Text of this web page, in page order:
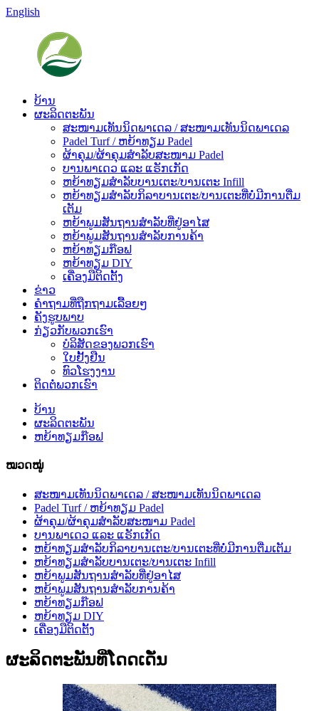
English
ບ້ານ
ຜະລິດຕະພັນ
ສະໜາມເທັນນິດພາເດລ / ສະໜາມເທັນນິດພາເດລ
Padel Turf / ຫຍ້າທຽມ Padel
ຜ້າຄຸມ/ຜ້າຄຸມສຳລັບສະໜາມ Padel
ບານພາເດວ ແລະ ແຣັກເກັດ
ຫຍ້າທຽມສຳລັບບານເຕະ/ບານເຕະ Infill
ຫຍ້າທຽມສຳລັບກິລາບານເຕະ/ບານເຕະທີ່ບໍ່ມີການຕື່ມ
ເຕັມ
ຫຍ້າພູມສັນຖານສຳລັບທີ່ຢູ່ອາໄສ
ຫຍ້າພູມສັນຖານສຳລັບການຄ້າ
ຫຍ້າທຽມກ໊ອຟ
ຫຍ້າທຽມ DIY
ເຄື່ອງມືຕິດຕັ້ງ
ຂ່າວ
ຄຳຖາມທີ່ຖືກຖາມເລື້ອຍໆ
ຄັງຮູບພາບ
ກ່ຽວກັບພວກເຮົາ
ບໍລິສັດຂອງພວກເຮົາ
ໃບຢັ້ງຢືນ
ທົວໂຮງງານ
ຕິດຕໍ່ພວກເຮົາ
ບ້ານ
ຜະລິດຕະພັນ
ຫຍ້າທຽມກ໊ອຟ
ໝວດໝູ່
ສະໜາມເທັນນິດພາເດລ / ສະໜາມເທັນນິດພາເດລ
Padel Turf / ຫຍ້າທຽມ Padel
ຜ້າຄຸມ/ຜ້າຄຸມສຳລັບສະໜາມ Padel
ບານພາເດວ ແລະ ແຣັກເກັດ
ຫຍ້າທຽມສຳລັບກິລາບານເຕະ/ບານເຕະທີ່ບໍ່ມີການຕື່ມເຕັມ
ຫຍ້າທຽມສຳລັບບານເຕະ/ບານເຕະ Infill
ຫຍ້າພູມສັນຖານສຳລັບທີ່ຢູ່ອາໄສ
ຫຍ້າພູມສັນຖານສຳລັບການຄ້າ
ຫຍ້າທຽມກ໊ອຟ
ຫຍ້າທຽມ DIY
ເຄື່ອງມືຕິດຕັ້ງ
ຜະລິດຕະພັນທີ່ໂດດເດັ່ນ